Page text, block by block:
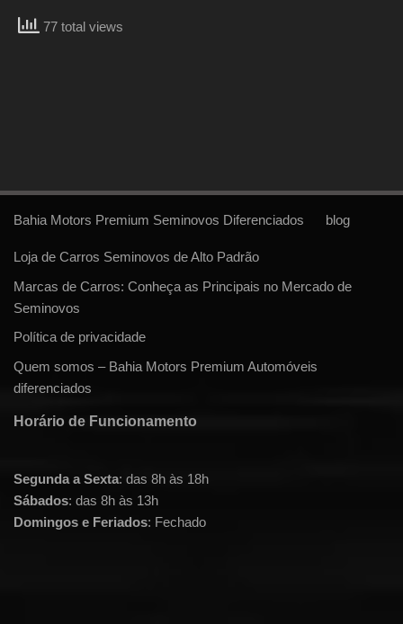
77 total views
Bahia Motors Premium Seminovos Diferenciados blog
Loja de Carros Seminovos de Alto Padrão
Marcas de Carros: Conheça as Principais no Mercado de
Seminovos
Política de privacidade
Quem somos – Bahia Motors Premium Automóveis
diferenciados
Horário de Funcionamento
Segunda a Sexta: das 8h às 18h
Sábados: das 8h às 13h
Domingos e Feriados: Fechado